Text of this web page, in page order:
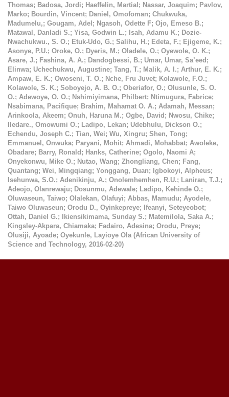
Thomas; Badosa, Jordi; Haeffelin, Martial ; Nassar, Joaquim; Pavlov,
Marko; Bourdin, Vincent; Daniel, Omofoman; Chukwuka,
Madumelu,; Gougam, Adel ; Ngasoh, Odette F; Ojo, Emeso B.;
Matawal, Danladi S.; Yisa, Godwin L.; Isah, Adamu K.; Dozie-
Nwachukwu., S. O.; Etuk-Udo, G.; Salihu, H.; Edeta, F.; Ejigeme, K.;
Asonye, P.U.; Oroke, O.; Dyeris, M.; Oladele, O.; Oyewole, O. K.;
Asare, J.; Fashina, A. A.; Dandogbessi, B.; Umar, Umar, Sa’eed ;
Elinwa; Uchechukwu, Augustine; Tang, T.; Malik, A. I.; Arthur, E. K.;
Ampaw, E. K.; Owoseni, T. O.; Nche, Fru Juvet; Kolawole, F.O.;
Kolawole, S. K.; Soboyejo, A. B. O.; Oberiafor, O.; Olusunle, S. O.
O.; Adewoye, O. O.; Nshimiyimana, Philbert; Ntimugura, Fabrice;
Nsabimana, Pacifique; Brahim, Mahamat O. A.; Adamah, Messan;
Arinkoola, Akeem; Onuh, Haruna M.; Ogbe, David ; Nwosu, Chike;
Iledare., Omowumi O.; Ladipo, Lekan; Udebhulu, Dickson O.;
Echendu, Joseph C.; Tian, Wei; Wu, Xingru; Shen, Tong;
Emmanuel, Onwuka; Paryani, Mohit; Ahmadi, Mohabbat; Awoleke,
Obadare; Barry, Ronald ; Hanks, Catherine; Ogolo, Naomi A;
Onyekonwu, Mike O.; Nutao, Wang; Zhongliang, Chen; Fang,
Quantang; Wei, Mingqiang; Yonggang, Duan; Igbokoyi, Alpheus;
Isehunwa, S.O.; Adenikinju, A.; Onolemhemhen, R.U.; Laniran, T.J.;
Adeojo, Olanrewaju; Dosunmu, Adewale; Ladipo, Kehinde O.;
Oluwaseun, Taiwo; Olalekan, Olafuyi; Abbas, Mamudu; Ayodele,
Taiwo Oluwaseun; Orodu D., Oyinkepreye; Ifeanyi, Seteyeobot;
Ottah, Daniel G.; Ikiensikimama, Sunday S.; Matemilola, Saka A.;
Kingsley-Akpara, Chiamaka; Fadairo, Adesina; Orodu, Preye;
Olusiji, Ayoade; Oyekunle, Layioye Ola (African University of
Science and Technology, 2016-02-20)